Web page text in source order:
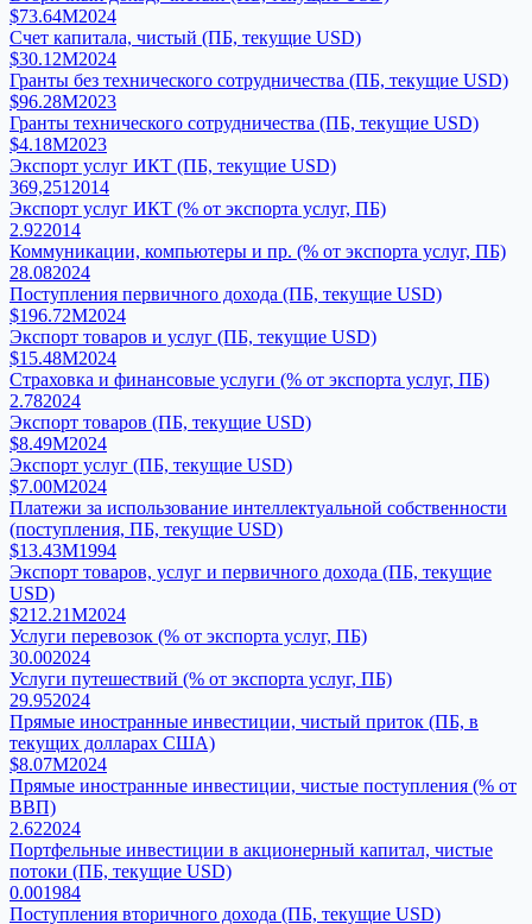
$73.64M2024
Счет капитала, чистый (ПБ, текущие USD)
$30.12M2024
Гранты без технического сотрудничества (ПБ, текущие USD)
$96.28M2023
Гранты технического сотрудничества (ПБ, текущие USD)
$4.18M2023
Экспорт услуг ИКТ (ПБ, текущие USD)
369,251 2014
Экспорт услуг ИКТ (% от экспорта услуг, ПБ)
2.922014
Коммуникации, компьютеры и пр. (% от экспорта услуг, ПБ)
28.082024
Поступления первичного дохода (ПБ, текущие USD)
$196.72M2024
Экспорт товаров и услуг (ПБ, текущие USD)
$15.48M2024
Страховка и финансовые услуги (% от экспорта услуг, ПБ)
2.782024
Экспорт товаров (ПБ, текущие USD)
$8.49M2024
Экспорт услуг (ПБ, текущие USD)
$7.00M2024
Платежи за использование интеллектуальной собственности
(поступления, ПБ, текущие USD)
$13.43M1994
Экспорт товаров, услуг и первичного дохода (ПБ, текущие
USD)
$212.21M2024
Услуги перевозок (% от экспорта услуг, ПБ)
30.002024
Услуги путешествий (% от экспорта услуг, ПБ)
29.952024
Прямые иностранные инвестиции, чистый приток (ПБ, в
текущих долларах США)
$8.07M2024
Прямые иностранные инвестиции, чистые поступления (% от
ВВП)
2.622024
Портфельные инвестиции в акционерный капитал, чистые
потоки (ПБ, текущие USD)
0.001984
Поступления вторичного дохода (ПБ, текущие USD)